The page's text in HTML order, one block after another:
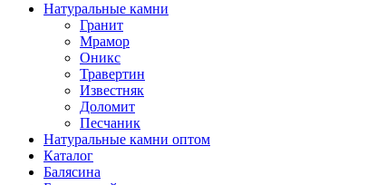
Натуральные камни
Гранит
Мрамор
Оникс
Травертин
Известняк
Доломит
Песчаник
Натуральные камни оптом
Каталог
Балясина